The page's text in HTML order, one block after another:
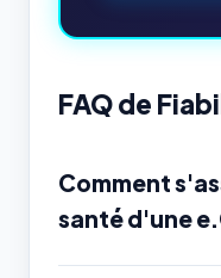
FAQ de
Comment
santé d'une